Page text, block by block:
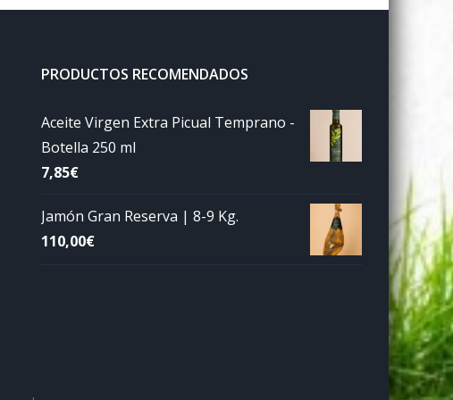
PRODUCTOS RECOMENDADOS
Aceite Virgen Extra Picual Temprano -
Botella 250 ml
7,85€
Jamón Gran Reserva | 8-9 Kg.
110,00€